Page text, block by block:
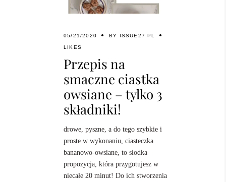
05/21/2020 BY ISSUE27.PL
LIKES
Przepis na
smaczne ciastka
owsiane – tylko 3
składniki!
drowe, pyszne, a do tego szybkie i
proste w wykonaniu, ciasteczka
bananowo-owsiane, to słodka
propozycja, która przygotujesz w
niecałe 20 minut! Do ich stworzenia